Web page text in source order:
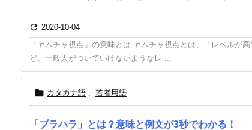
 2020-10-04
「ヤムチャ視点」の意味とは ヤムチャ視点とは、「レベルが
ど、一般人がついていけないようなレ ...
 カタカナ語 , 若者用語
「ブラハラ」とは？意味と例文が3秒でわかる！